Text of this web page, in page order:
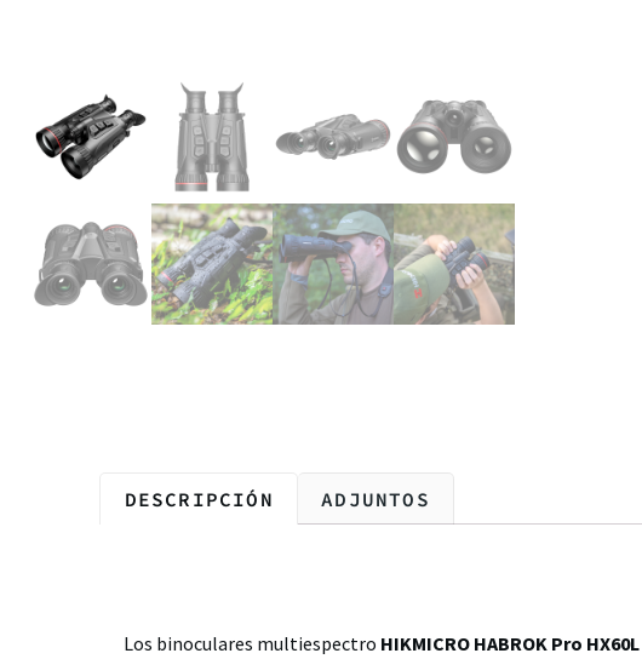
DESCRIPCIÓN ADJUNTOS
Los binoculares multiespectro HIKMICRO HABROK Pro HX60L